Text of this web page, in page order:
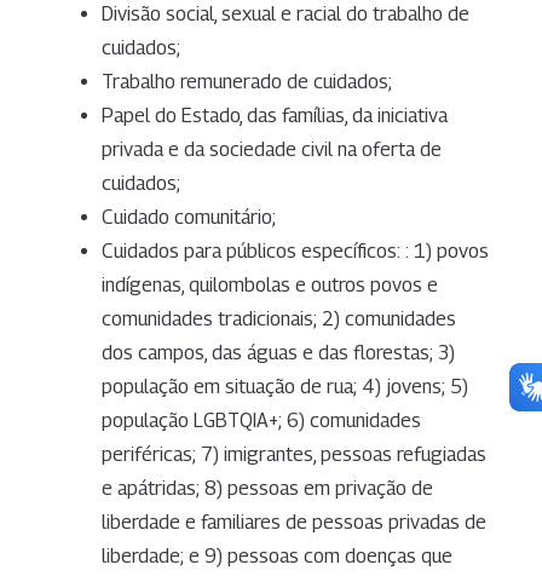
Divisão social, sexual e racial do trabalho de
cuidados;
Trabalho remunerado de cuidados;
Papel do Estado, das famílias, da iniciativa
privada e da sociedade civil na oferta de
cuidados;
Cuidado comunitário;
Cuidados para públicos específicos: : 1) povos
indígenas, quilombolas e outros povos e
comunidades tradicionais; 2) comunidades
dos campos, das águas e das florestas; 3)
população em situação de rua; 4) jovens; 5)
população LGBTQIA+; 6) comunidades
periféricas; 7) imigrantes, pessoas refugiadas
e apátridas; 8) pessoas em privação de
liberdade e familiares de pessoas privadas de
liberdade; e 9) pessoas com doenças que